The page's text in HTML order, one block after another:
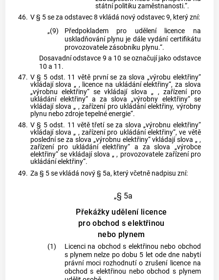
státní politiku zaměstnanosti.“.
46. V § 5 se za odstavec 8 vkládá nový odstavec 9, který zní:
„(9)
Předpokladem pro udělení licence na
uskladňování plynu je dále vydání certifikátu
provozovatele zásobníku plynu.“.
Dosavadní odstavce 9 a 10 se označují jako odstavce
10 a 11.
47. V § 5 odst. 11 větě první se za slova „výrobu elektřiny“
vkládají slova „ , licence na ukládání elektřiny“, za slova
„výrobnu elektřiny“ se vkládají slova „ , zařízení pro
ukládání elektřiny“ a za slova „výrobny elektřiny“ se
vkládají slova „ , zařízení pro ukládání elektřiny, výrobny
plynu nebo zdroje tepelné energie“.
48. V § 5 odst. 11 větě třetí se za slova „výrobnu elektřiny“
vkládají slova „ , zařízení pro ukládání elektřiny“, ve větě
poslední se za slova „výrobnu elektřiny“ vkládají slova „ ,
zařízení pro ukládání elektřiny“ a za slova „výrobce
elektřiny“ se vkládají slova „ , provozovatele zařízení pro
ukládání elektřiny“.
49. Za § 5 se vkládá nový § 5a, který včetně nadpisu zní:
„§ 5a
Překážky udělení licence
pro obchod s elektřinou
nebo plynem
(1)
Licenci na obchod s elektřinou nebo obchod
s plynem nelze po dobu 5 let ode dne nabytí
právní moci rozhodnutí o zrušení licence na
obchod s elektřinou nebo obchod s plynem